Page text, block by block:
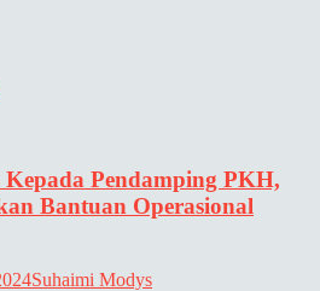
Pendamping PKH,
Bantuan Operasional
Suhaimi Modys